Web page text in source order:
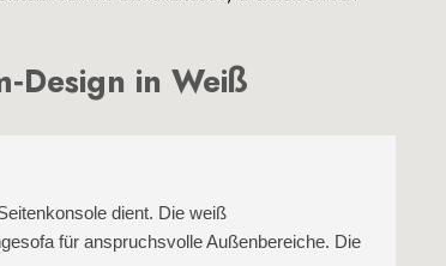
in Weiß
dient. Die weiß
für anspruchsvolle Außenbereiche. Die